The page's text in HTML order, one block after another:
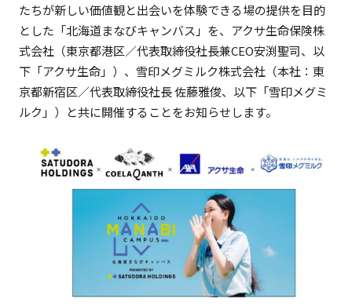
たちが新しい価値観と出会いを体験できる場の提供を目的
とした「北海道まなびキャンバス」を、アクサ生命保険株
式会社（東京都港区／代表取締役社長兼CEO安渕聖司、以
下「アクサ生命」）、雪印メグミルク株式会社（本社：東
京都新宿区／代表取締役社長 佐藤雅俊、以下「雪印メグミ
ルク」）と共に開催することをお知らせします。